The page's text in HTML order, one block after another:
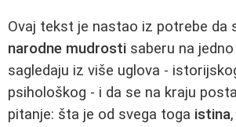
Ovaj tekst je nastao iz potrebe da
narodne mudrosti saberu na
sagledaju iz više uglova -
psihološkog - i da se na kraju
pitanje: šta je od svega toga istina